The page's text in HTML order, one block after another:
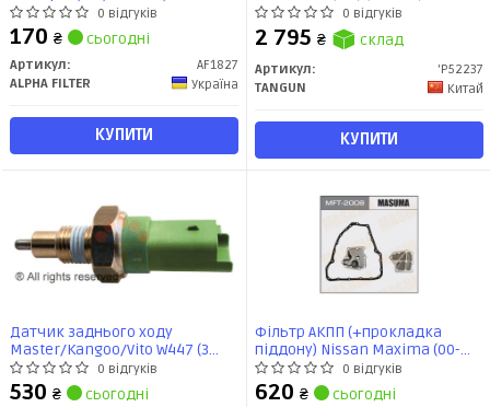
2,0/2,0Dci 07- / Renault Koleos
2,0Cdi 08- (AF1827) Альфа
0 відгуків
170 ₴ сьогодні
Артикул:
AF1827
ALPHA FILTER
Україна
КУПИТИ
0 відгуків
2 795 ₴ склад
Артикул:
'P52237
TANGUN
Китай
КУПИТИ
Датчик заднього ходу
Master/Kangoo/Vito W447 (3
конт.) (7.6245) Facet
0 відгуків
530 ₴ сьогодні
Фільтр АКПП (+прокладка
піддону) Nissan Maxima (00-
06), Primera (01-05), X-Trail (00-
07) (MFT-2008) MASUMA
0 відгуків
620 ₴ сьогодні